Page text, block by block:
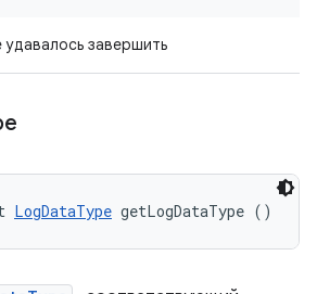
завершить
LogDataType getLogDataType ()